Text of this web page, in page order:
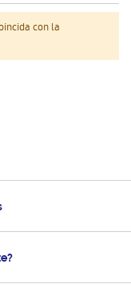
con la